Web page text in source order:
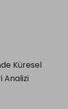
Küresel
Analizi